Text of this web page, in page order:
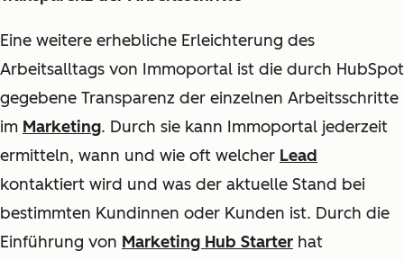
Eine weitere erhebliche Erleichterung des
Arbeitsalltags von Immoportal ist die durch HubSpot
gegebene Transparenz der einzelnen Arbeitsschritte
im Marketing. Durch sie kann Immoportal jederzeit
ermitteln, wann und wie oft welcher Lead
kontaktiert wird und was der aktuelle Stand bei
bestimmten Kundinnen oder Kunden ist. Durch die
Einführung von Marketing Hub Starter hat